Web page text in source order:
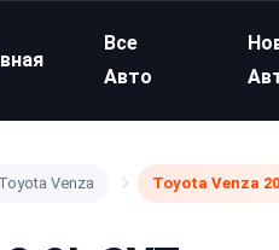
Все
Авто
Toyota Venza Toyota Venza